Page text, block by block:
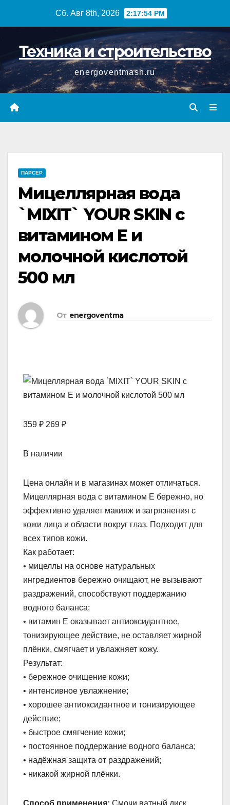
Сб. Авг 8th, 2026 2:17:54 PM
Техника и строительство
energoventmash.ru
ПАРСЕР
Мицеллярная вода
`MIXIT` YOUR SKIN с
витамином Е и
молочной кислотой
500 мл
От energoventma
359 ₽ 269 ₽
В наличии
Цена онлайн и в магазинах может отличаться.
Мицеллярная вода с витамином Е бережно, но
эффективно удаляет макияж и загрязнения с
кожи лица и области вокруг глаз. Подходит для
всех типов кожи.
Как работает:
• мицеллы на основе натуральных
ингредиентов бережно очищают, не вызывают
раздражений, способствуют поддержанию
водного баланса;
• витамин Е оказывает антиоксидантное,
тонизирующее действие, не оставляет жирной
плёнки, смягчает и увлажняет кожу.
Результат:
• бережное очищение кожи;
• интенсивное увлажнение;
• хорошее антиоксидантное и тонизирующее
действие;
• быстрое смягчение кожи;
• постоянное поддержание водного баланса;
• надёжная защита от раздражений;
• никакой жирной плёнки.